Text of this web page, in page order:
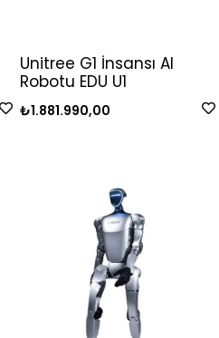
Unitree G1 İnsansı AI
Robotu EDU U1
₺1.881.990,00